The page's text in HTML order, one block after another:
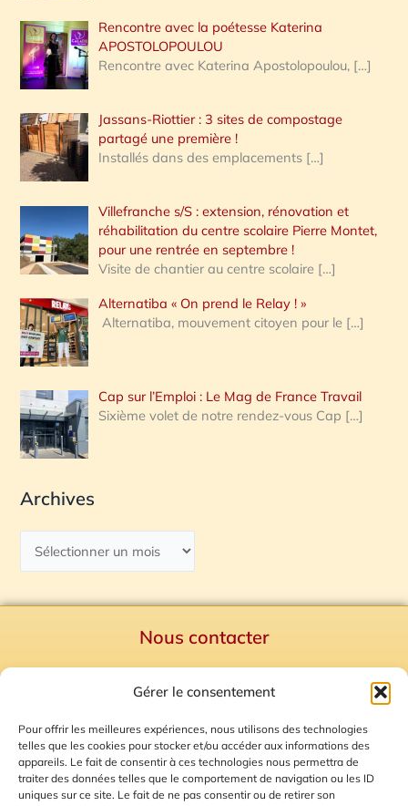
Gérer le consentement
Pour offrir les meilleures expériences, nous utilisons des technologies
telles que les cookies pour stocker et/ou accéder aux informations des
appareils. Le fait de consentir à ces technologies nous permettra de
traiter des données telles que le comportement de navigation ou les ID
uniques sur ce site. Le fait de ne pas consentir ou de retirer son
Rencontre avec la poétesse Katerina
APOSTOLOPOULOU
Rencontre avec Katerina Apostolopoulou, […]
Jassans-Riottier : 3 sites de compostage
partagé une première !
Installés dans des emplacements […]
Villefranche s/S : extension, rénovation et
réhabilitation du centre scolaire Pierre Montet,
pour une rentrée en septembre !
Visite de chantier au centre scolaire […]
Alternatiba « On prend le Relay ! »
Alternatiba, mouvement citoyen pour le […]
Cap sur l’Emploi : Le Mag de France Travail
Sixième volet de notre rendez-vous Cap […]
Archives
Nous contacter
Mentions Légales
Plan du site
Gestion des Cookies